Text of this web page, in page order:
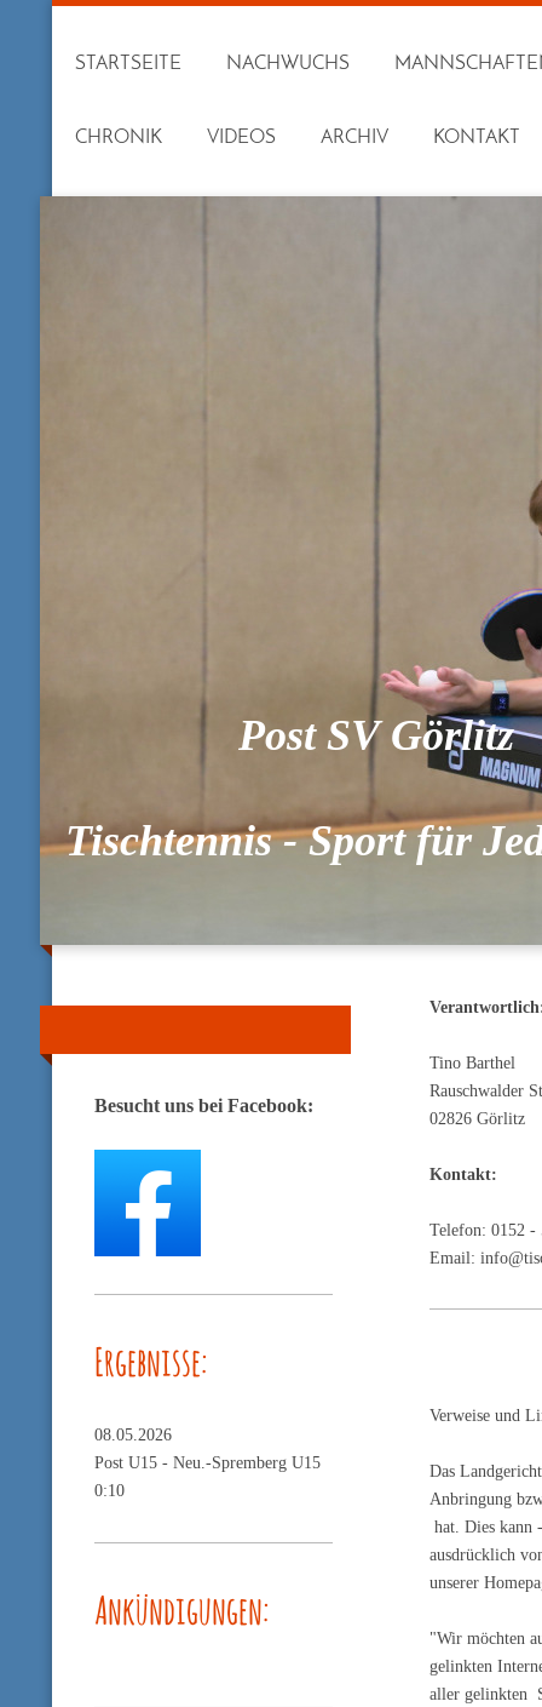
STARTSEITE NACHWUCHS
CHRONIK VIDEOS ARCHIV KONTAKT
Post SV Görlitz
Tischtennis - Sport für
Tino Barthel
Rauschwalder
02826 Görlitz
Kontakt:
Telefon: 0152 -
Email:
Verweise und
Das
Anbringung
hat. Dies kann
ausdrücklich
unserer
"Wir möchten
gelinkten
aller gelinkten
Besucht uns bei Facebook:
Ergebnisse:
08.05.2026
Post U15 - Neu.-Spremberg U15
0:10
Ankündigungen: